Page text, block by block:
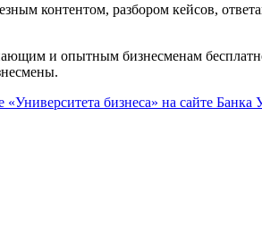
контентом, разбором кейсов,
и опытным бизнесменам
«Университета бизнеса» на сайте Банка